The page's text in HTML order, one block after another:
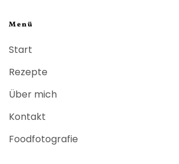
Menü
Start
Rezepte
Über mich
Kontakt
Foodfotografie